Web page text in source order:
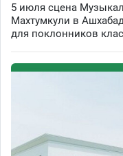
5 июля сцена
Махтумкули в
для поклонников